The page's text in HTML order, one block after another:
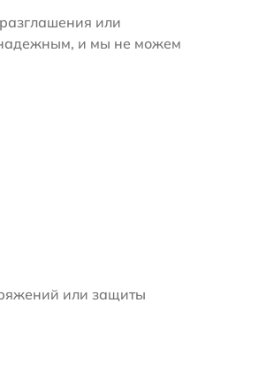
или
надежным, и мы не можем
или защиты